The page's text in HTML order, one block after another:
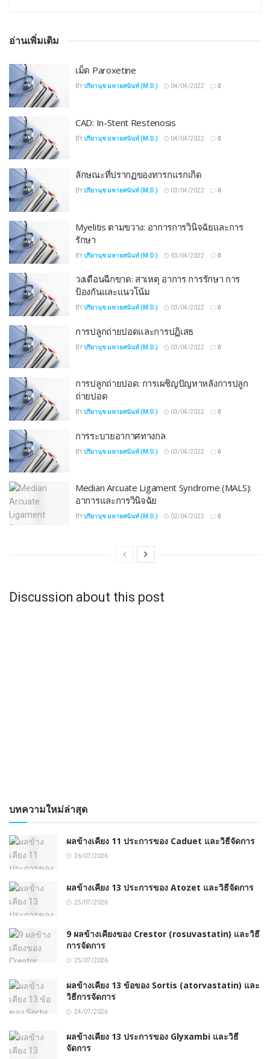
อ่านเพิ่มเติม
เม็ด Paroxetine
BYปรียานุช มหายศนันท์ (M.D.) 04/04/2022 0
CAD: In-Stent Restenosis
BYปรียานุช มหายศนันท์ (M.D.) 04/04/2022 0
ลักษณะที่ปรากฏของทารกแรกเกิด
BYปรียานุช มหายศนันท์ (M.D.) 03/04/2022 0
Myelitis ตามขวาง: อาการการวินิจฉัยและการ
รักษา
BYปรียานุช มหายศนันท์ (M.D.) 03/04/2022 0
วงเดือนฉีกขาด: สาเหตุ อาการ การรักษา การ
ป้องกันและแนวโน้ม
BYปรียานุช มหายศนันท์ (M.D.) 03/04/2022 0
การปลูกถ่ายปอดและการปฏิเสธ
BYปรียานุช มหายศนันท์ (M.D.) 03/04/2022 0
การปลูกถ่ายปอด: การเผชิญปัญหาหลังการปลูก
ถ่ายปอด
BYปรียานุช มหายศนันท์ (M.D.) 03/04/2022 0
การระบายอากาศทางกล
BYปรียานุช มหายศนันท์ (M.D.) 03/04/2022 0
Median Arcuate Ligament Syndrome (MALS):
อาการและการวินิจฉัย
BYปรียานุช มหายศนันท์ (M.D.) 02/04/2022 0
Discussion about this post
บทความใหม่ล่าสุด
ผลข้างเคียง 11 ประการของ Caduet และวิธีจัดการ
26/07/2026
ผลข้างเคียง 13 ประการของ Atozet และวิธีจัดการ
25/07/2026
9 ผลข้างเคียงของ Crestor (rosuvastatin) และวิธี
การจัดการ
25/07/2026
ผลข้างเคียง 13 ข้อของ Sortis (atorvastatin) และ
วิธีการจัดการ
24/07/2026
ผลข้างเคียง 13 ประการของ Glyxambi และวิธี
จัดการ